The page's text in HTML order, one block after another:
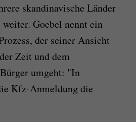
skandinavische Länder
Goebel nennt ein
der seiner Ansicht
Zeit und dem
umgeht: "In
Kfz-Anmeldung die